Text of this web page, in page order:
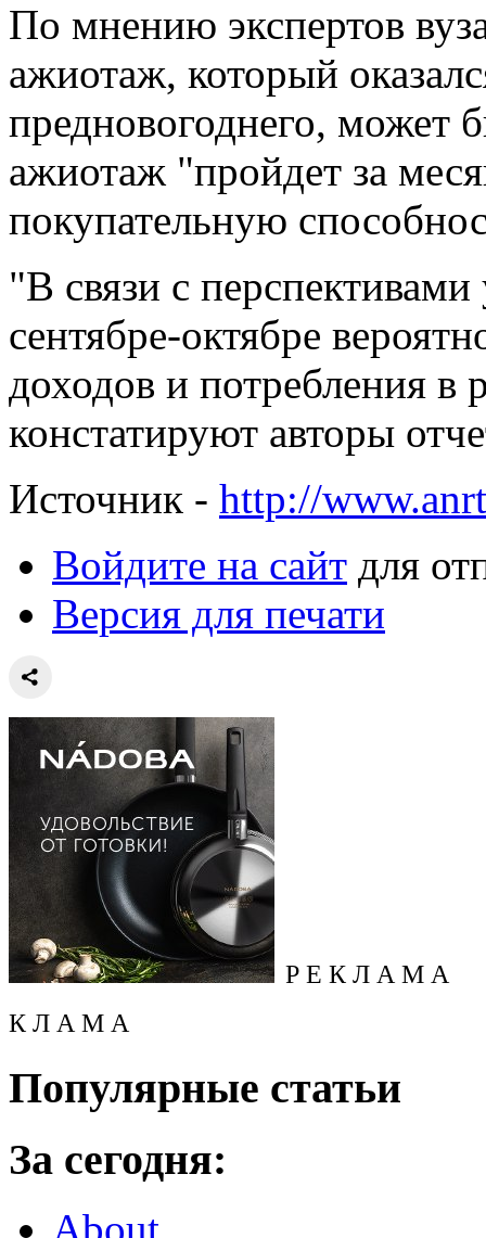
По мнению экспертов
ажиотаж, который
предновогоднего, может
ажиотаж "пройдет за
покупательную
"В связи с
сентябре-октябре
доходов и потребления
констатируют авторы
Источник - http://
Войдите на сайт для
Версия для печати
Р Е К Л А М А
К Л А М А
Популярные статьи
За сегодня: